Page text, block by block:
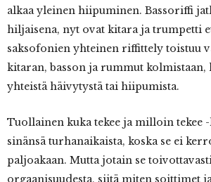
alkaa yleinen hiipuminen. Bassoriffi
hiljaisena, nyt ovat kitara ja trumpetti
saksofonien yhteinen riffittely toistuu
kitaran, basson ja rummut kolmistaan,
yhteistä häivytystä tai hiipumista.
Tuollainen kuka tekee ja milloin tekee
sinänsä turhanaikaista, koska se ei
paljoakaan. Mutta jotain se
orgaanisuudesta, siitä miten soittimet